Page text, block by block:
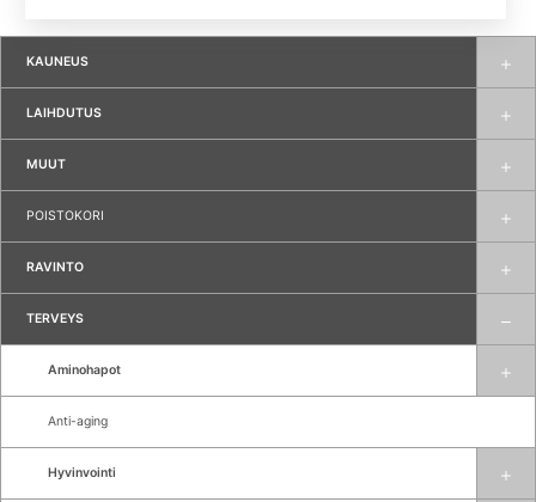
KAUNEUS
LAIHDUTUS
MUUT
POISTOKORI
RAVINTO
TERVEYS
Aminohapot
Anti-aging
Hyvinvointi